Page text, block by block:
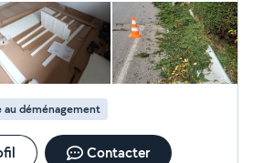
au déménagement
Contacter